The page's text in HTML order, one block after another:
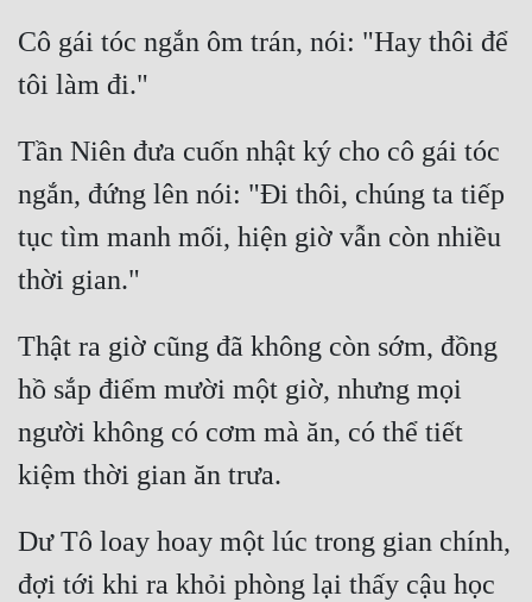
Cô gái tóc ngắn ôm trán, nói: "Hay thôi để
Tần Niên đưa cuốn nhật ký cho cô gái tóc
ngắn, đứng lên nói: "Đi thôi, chúng ta tiếp
tục tìm manh mối, hiện giờ vẫn còn nhiều
Thật ra giờ cũng đã không còn sớm, đồng
hồ sắp điểm mười một giờ, nhưng mọi
người không có cơm mà ăn, có thể tiết
Dư Tô loay hoay một lúc trong gian chính,
đợi tới khi ra khỏi phòng lại thấy cậu học